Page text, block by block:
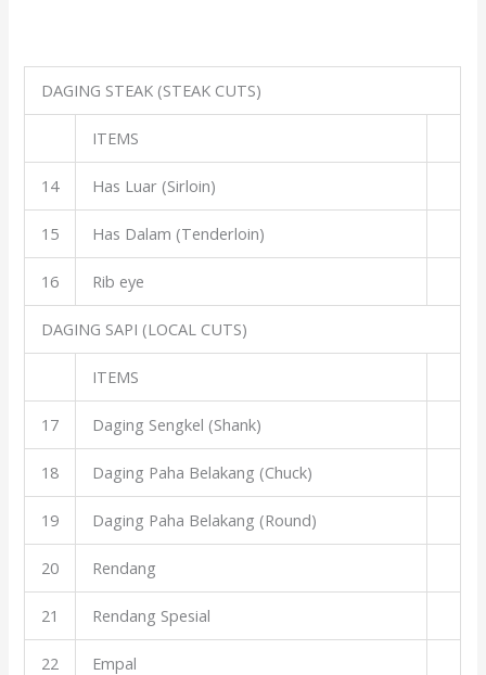
DAGING STEAK (STEAK CUTS)
ITEMS
14 Has Luar (Sirloin)
15 Has Dalam (Tenderloin)
16 Rib eye
DAGING SAPI (LOCAL CUTS)
ITEMS
17 Daging Sengkel (Shank)
18 Daging Paha Belakang (Chuck)
19 Daging Paha Belakang (Round)
20 Rendang
21 Rendang Spesial
22 Empal